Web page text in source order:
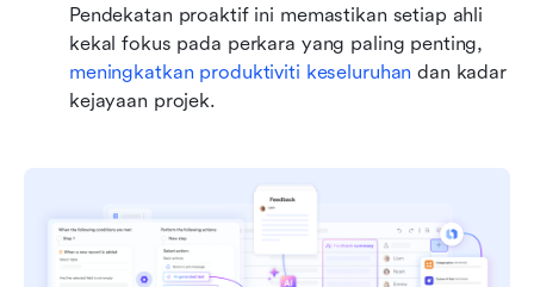
Pendekatan proaktif ini memastikan setiap ahli
meningkatkan produktiviti keseluruhan dan kadar
kejayaan projek.